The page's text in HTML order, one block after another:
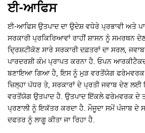
ਈ-ਆਫਿਸ
ਈ-ਆਫਿਸ ਉਤਪਾਦ ਦਾ ਉਦੇਸ਼ ਵਧੇਰੇ ਪ੍ਰਭਾਵੀ ਅਤੇ
ਸਰਕਾਰੀ ਪ੍ਰਕਿਰਿਆਵਾਂ ਰਾਹੀਂ ਸ਼ਾਸਨ ਨੂੰ ਸਮਰਥਨ
ਦ੍ਰਿਸ਼ਟੀਕੋਣ ਸਾਰੇ ਸਰਕਾਰੀ ਦਫ਼ਤਰਾਂ ਦਾ ਸਰਲ,
ਪਾਰਦਰਸ਼ੀ ਕੰਮ ਪ੍ਰਾਪਤ ਕਰਨਾ ਹੈ. ਓਪਨ
ਬਣਾਇਆ ਗਿਆ ਹੈ, ਇਸ ਨੂੰ ਮੁੜ ਵਰਤੋਂਯੋਗ ਫਰੇਮਵਰਕ
ਜ਼ਿਲ੍ਹਾ ਪੱਧਰ ਤੇ, ਸਰਕਾਰਾਂ ਦੇ ਪ੍ਰਤੀ ਜਵਾਬ ਦੇਣ
ਵਰਤੋਂਯੋਗ ਉਤਪਾਦ ਹੈ. ਉਤਪਾਦ ਇੱਕਲੇ ਫਰੇਮਵਰਕ ਦੇ
ਪ੍ਰਣਾਲੀ ਨੂੰ ਇਕੱਤਰ ਕਰਦਾ ਹੈ. ਮੌਜੂਦਾ ਸਮੇਂ ਪੰਜਾਬ
ਦਫਤਰ ਨੂੰ ਲਾਗੂ ਕੀਤਾ ਜਾ ਰਿਹਾ ਹੈ.